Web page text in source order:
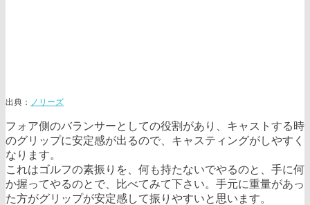
出典： ノリーズ
フォア側のバランサーとしての役割があり、キャストする時
のグリップに安定感が出るので、キャスティングがしやすく
なります。
これはゴルフの素振りを、何も持たないでやるのと、手に何
か握ってやるのとで、比べてみて下さい。手元に重量があっ
た方がグリップが安定感して振りやすいと思います。